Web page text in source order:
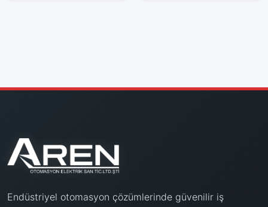
Endüstriyel otomasyon çözümlerinde güvenilir iş